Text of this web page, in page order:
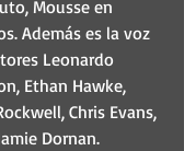
, Mousse en
Además es la voz
Leonardo
, Ethan Hawke,
, Chris Evans,
Dornan.